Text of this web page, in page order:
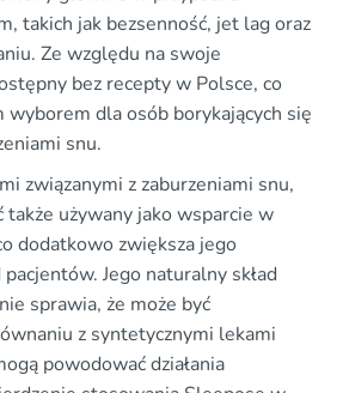
takich jak bezsenność, jet lag oraz
Ze względu na swoje
bez recepty w Polsce, co
wyborem dla osób borykających się
snu.
związanymi z zaburzeniami snu,
także używany jako wsparcie w
dodatkowo zwiększa jego
Jego naturalny skład
sprawia, że może być
z syntetycznymi lekami
powodować działania